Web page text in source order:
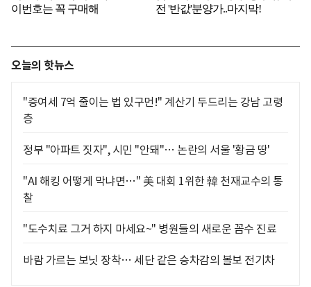
오늘의 핫뉴스
"증여세 7억 줄이는 법 있구먼!" 계산기 두드리는 강남 고령
층
정부 "아파트 짓자", 시민 "안돼"… 논란의 서울 '황금 땅'
"AI 해킹 어떻게 막냐면…" 美 대회 1위한 韓 천재교수의 통
찰
"도수치료 그거 하지 마세요~" 병원들의 새로운 꼼수 진료
바람 가르는 보닛 장착… 세단 같은 승차감의 볼보 전기차